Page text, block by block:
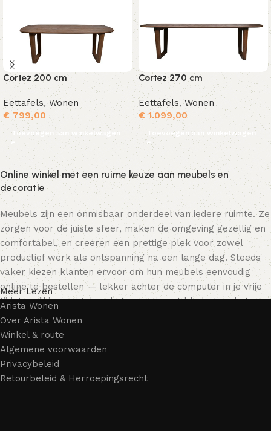
Cortez 200 cm
Eettafels,Wonen
€799,00
Toevoegen aan winkelwagen
Cortez 270 cm
Eettafels,Wonen
€1.099,00
Toevoegen aan winkelwagen
Online winkel met een ruime keuze aan meubels en
decoratie
Meubels zijn een onmisbaar onderdeel van iedere ruimte. Ze
zorgen voor de juiste sfeer, maken de omgeving gezellig en
comfortabel, en creëren een prettige plek voor zowel
productief werk als ontspanning na een lange dag. Steeds
vaker kiezen klanten ervoor om hun meubels eenvoudig
online te bestellen — lekker achter de computer in je vrije
tijd, terwijl je rustig door het assortiment bladert en het
meubelstuk kiest dat bij je past. Onze online winkel biedt
een uitgebreide catalogus met meubels voor zowel thuis als
kantoor.
Meubelproductie is een moderne vorm van kunst
Meer Lezen
Arista Wonen
Over Arista Wonen
Winkel & route
Algemene voorwaarden
Privacybeleid
Retourbeleid & Herroepingsrecht